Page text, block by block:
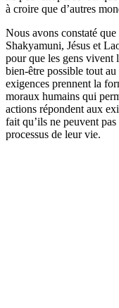
à croire que d’autres
Nous avons constaté que
Shakyamuni, Jésus et
pour que les gens vivent
bien-être possible tout
exigences prennent la
moraux humains qui
actions répondent aux
fait qu’ils ne peuvent pas
processus de leur vie.